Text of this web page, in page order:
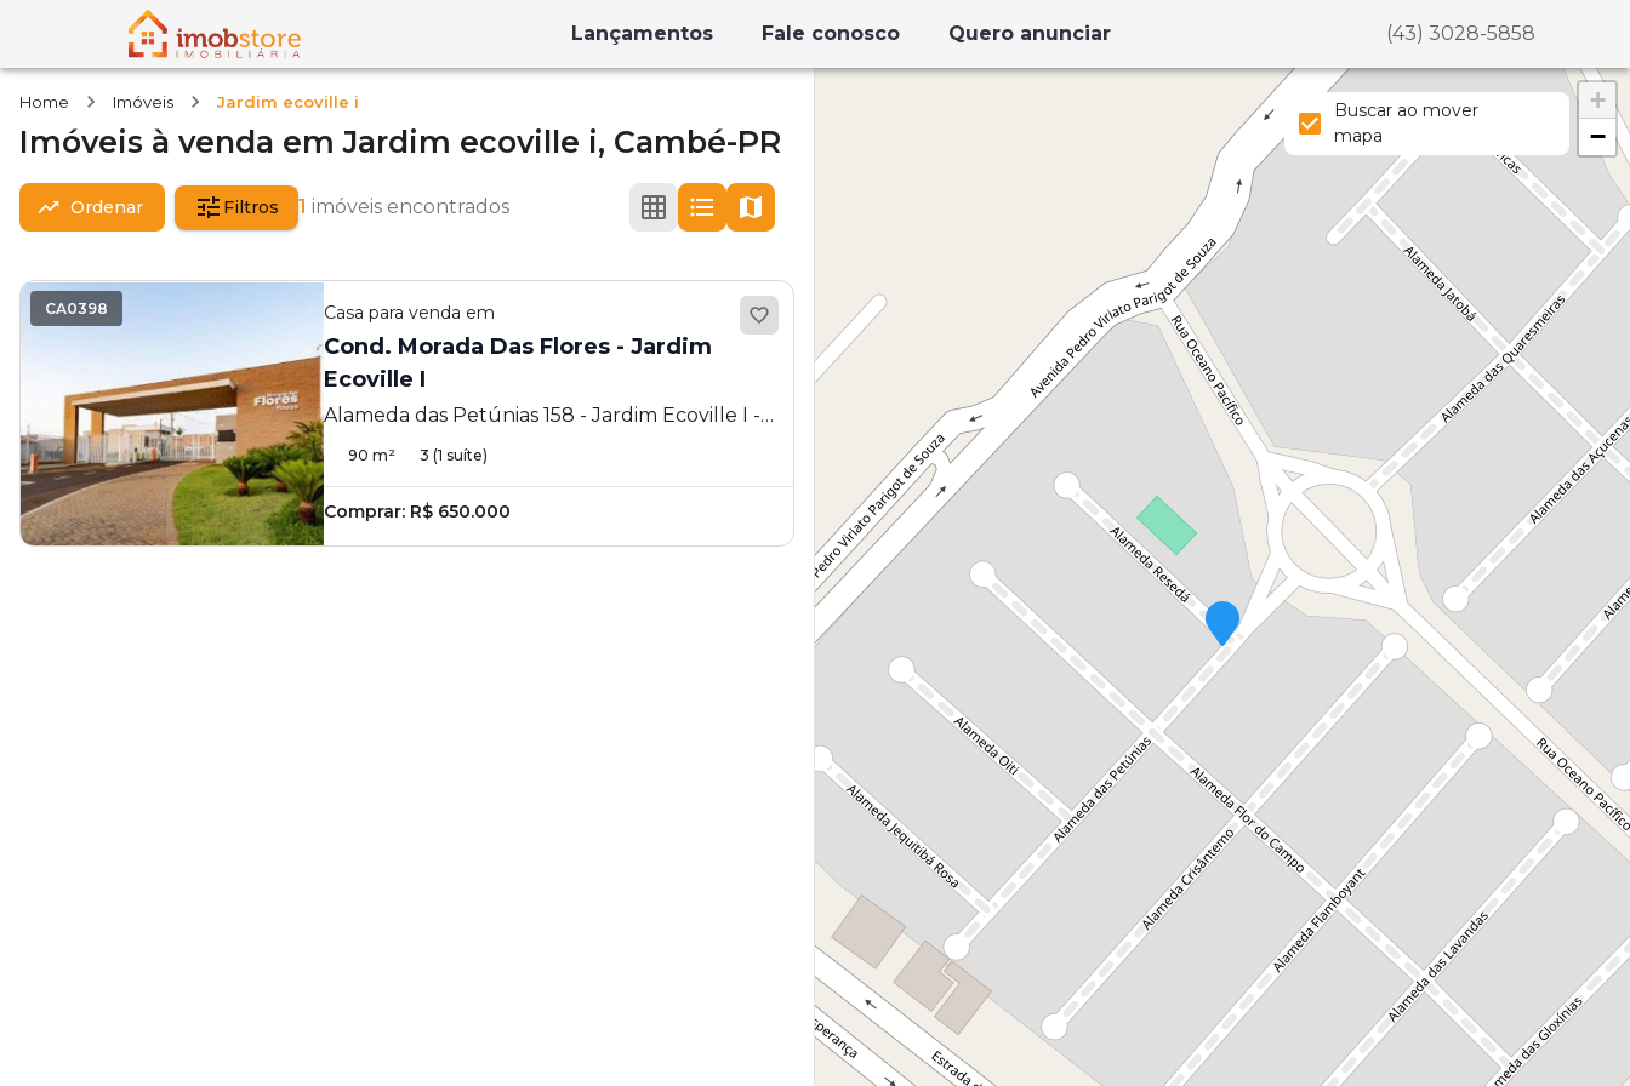
Lançamentos Fale conosco Quero anunciar (43) 3028-5858
Home Imóveis Jardim ecoville i
Imóveis à venda emJardim ecoville i, Cambé-PR
Ordenar Filtros 1 imóveis encontrados
CA0398 Casa para venda em
Cond. Morada Das Flores - Jardim
Ecoville I
Alameda das Petúnias 158 - Jardim Ecoville I -
Cambé - PR
90 m² 3 (1 suíte)
Comprar: R$ 650.000
+
−
Buscar ao mover
mapa